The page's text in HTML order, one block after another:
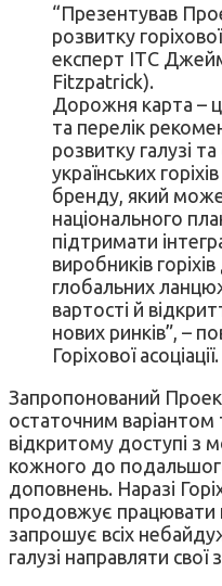
“Презентував
розвитку
експерт ІТС
Fitzpatrick).
Дорожня карта –
та перелік
розвитку галузі
українських
бренду, який
національного
підтримати
виробників
глобальних
вартості й
нових ринків”, –
Горіхової асоціації.
Запропонований
остаточним варіантом
відкритому доступі з
кожного до
доповнень. Наразі
продовжує
запрошує всіх
галузі направляти